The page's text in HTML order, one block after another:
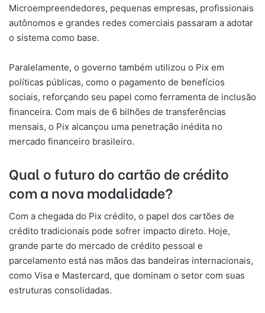
Microempreendedores, pequenas empresas, profissionais
autônomos e grandes redes comerciais passaram a adotar
o sistema como base.
Paralelamente, o governo também utilizou o Pix em
políticas públicas, como o pagamento de benefícios
sociais, reforçando seu papel como ferramenta de inclusão
financeira. Com mais de 6 bilhões de transferências
mensais, o Pix alcançou uma penetração inédita no
mercado financeiro brasileiro.
Qual o futuro do cartão de crédito
com a nova modalidade?
Com a chegada do Pix crédito, o papel dos cartões de
crédito tradicionais pode sofrer impacto direto. Hoje,
grande parte do mercado de crédito pessoal e
parcelamento está nas mãos das bandeiras internacionais,
como Visa e Mastercard, que dominam o setor com suas
estruturas consolidadas.